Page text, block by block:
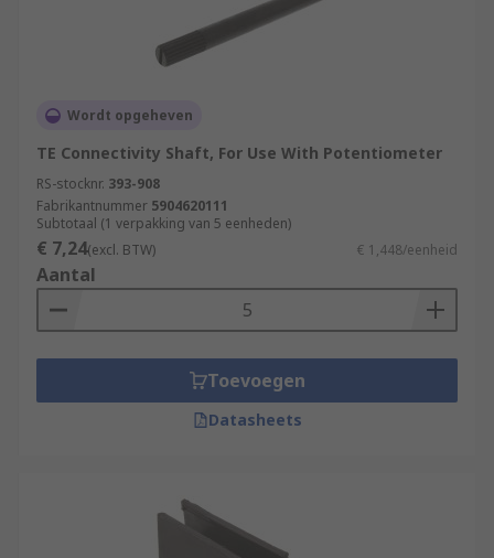
Wordt opgeheven
TE Connectivity Shaft, For Use With Potentiometer
RS-stocknr. 393-908
Fabrikantnummer 5904620111
Subtotaal (1 verpakking van 5 eenheden)
€ 7,24(excl. BTW) € 1,448/eenheid
Aantal
Toevoegen
Datasheets